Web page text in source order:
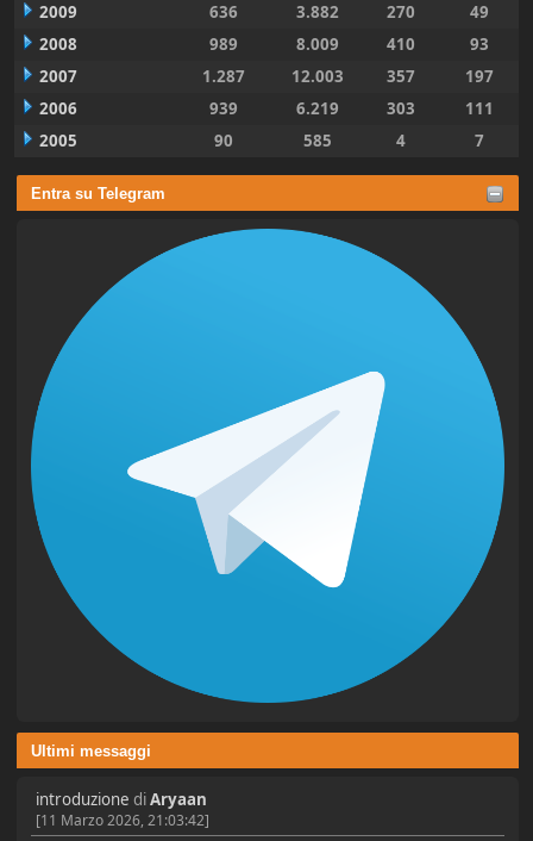
Entra su Telegram
Ultimi messaggi
introduzione diAryaan
[11 Marzo 2026, 21:03:42]
2009
636 3.882 270
49
2008
989 8.009 410
93
2007
1.287 12.003 357
197
2006
939 6.219 303
111
2005
90 585 4 7